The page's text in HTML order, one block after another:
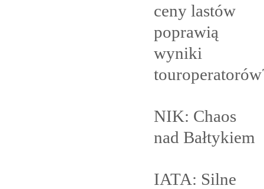
ceny lastów
poprawią
wyniki
NIK: Chaos
nad Bałtykiem
IATA: Silne